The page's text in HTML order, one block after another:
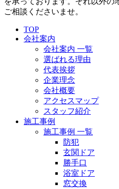
ご相談くださいませ。
TOP
会社案内
会社案内 一覧
選ばれる理由
代表挨拶
企業理念
会社概要
アクセスマップ
スタッフ紹介
施工事例
施工事例 一覧
防犯
玄関ドア
勝手口
浴室ドア
窓交換